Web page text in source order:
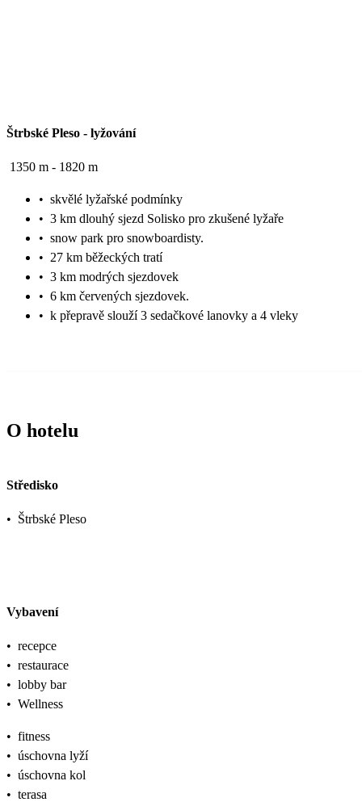
Štrbské Pleso - lyžování
1350 m - 1820 m
• skvělé lyžařské podmínky
• 3 km dlouhý sjezd Solisko pro zkušené lyžaře
• snow park pro snowboardisty.
• 27 km běžeckých tratí
• 3 km modrých sjezdovek
• 6 km červených sjezdovek.
• k přepravě slouží 3 sedačkové lanovky a 4 vleky
O hotelu
Středisko
• Štrbské Pleso
Vybavení
• recepce
• restaurace
• lobby bar
• Wellness
• fitness
• úschovna lyží
• úschovna kol
• terasa